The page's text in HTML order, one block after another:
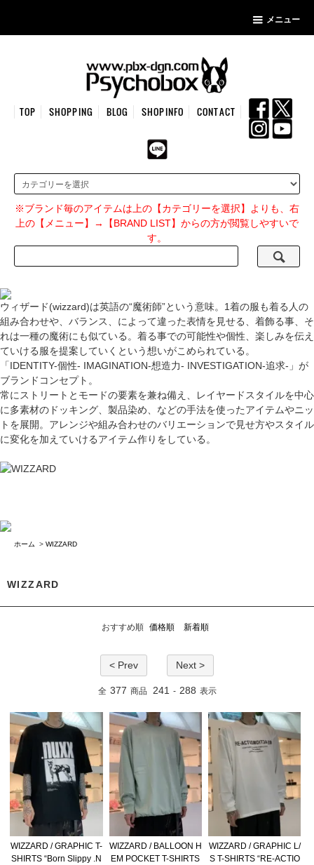
メニュー
TOP SHOPPING BLOG SHOPINFO CONTACT
※ブランド毎のアイテムは上の【カテゴリーを選択】よりも、右
上の【メニュー】→【BRAND LIST】からの方が閲覧しやすいで
す。
ウィザード(wizzard)は英語の“魔術師”という意味。1着の服も着る人の
組み合わせや、バランス、によって違った表情を見せる、着飾る事、そ
れは一種の魔術にも似ている。着る事での可能性や個性、楽しみを伝え
ていける服を提案していくという想いがこめられている。
「IDENTITY-個性- IMAGINATION-想造力- INVESTIGATION-追求-」が
ブランドコンセプト。
常にストリートとモードの要素を兼ね備え、レイヤードスタイルを中心
に多素材のドッキング、製品染め、などの手法を使ったアイテムやニッ
トを展開。アレンジや組み合わせのバリエーションで見せ方やスタイル
に変化を加えていけるアイテム作りをしている。
ホーム > WIZZARD
WIZZARD
おすすめ順 価格順 新着順
< Prev Next >
全 377 商品 241 - 288 表示
WIZZARD / GRAPHIC T-
SHIRTS “Born Slippy .N
WIZZARD / BALLOON H
EM POCKET T-SHIRTS
WIZZARD / GRAPHIC L/
S T-SHIRTS “RE-ACTIO